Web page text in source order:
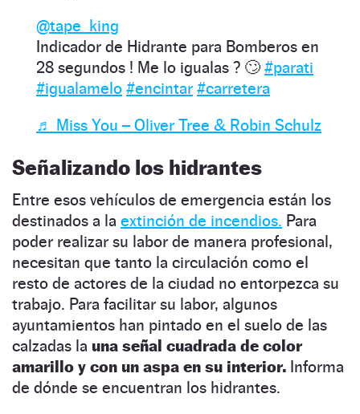
@tape_king
Indicador de Hidrante para Bomberos en
28 segundos ! Me lo igualas ? 🙄 #parati
#igualamelo #encintar #carretera
♬ Miss You – Oliver Tree & Robin Schulz
Señalizando los hidrantes
Entre esos vehículos de emergencia están los
destinados a la extinción de incendios. Para
poder realizar su labor de manera profesional,
necesitan que tanto la circulación como el
resto de actores de la ciudad no entorpezca su
trabajo. Para facilitar su labor, algunos
ayuntamientos han pintado en el suelo de las
calzadas la una señal cuadrada de color
amarillo y con un aspa en su interior. Informa
de dónde se encuentran los hidrantes.